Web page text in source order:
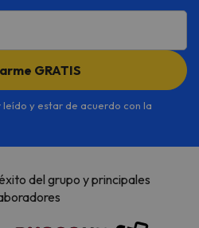
GRATIS
y estar de acuerdo con la
del grupo y principales